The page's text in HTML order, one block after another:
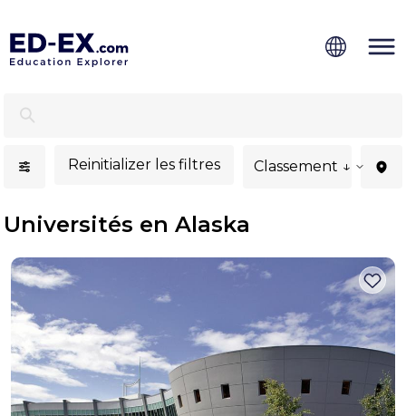
Reinitializer les filtres Classement ↓
Universités en Alaska